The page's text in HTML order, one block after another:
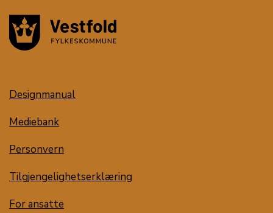
Designmanual
Mediebank
Personvern
Tilgjengelighetserklæring
For ansatte